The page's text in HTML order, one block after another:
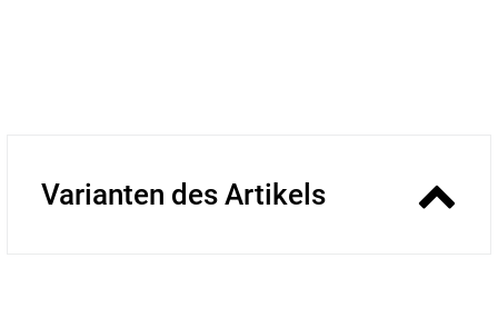
Varianten des Artikels